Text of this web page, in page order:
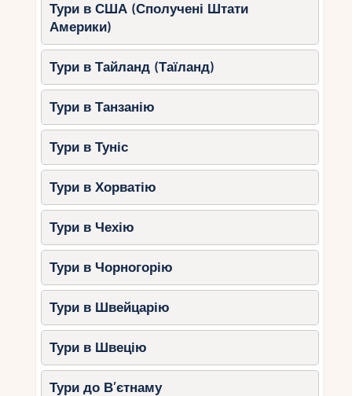
Тури в США (Сполучені Штати
Америки)
Тури в Тайланд (Таїланд)
Тури в Танзанію
Тури в Туніс
Тури в Хорватію
Тури в Чехію
Тури в Чорногорію
Тури в Швейцарію
Тури в Швецію
Тури до В’єтнаму